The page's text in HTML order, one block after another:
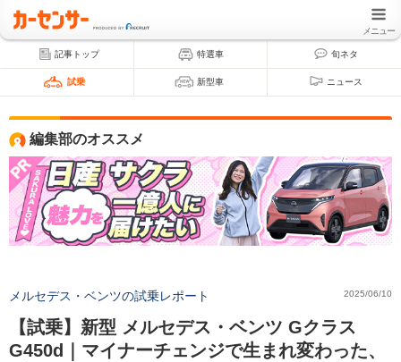
メニュー
記事トップ 特選車 旬ネタ
試乗 新型車 ニュース
編集部のオススメ
メルセデス・ベンツの試乗レポート 2025/06/10
【試乗】新型 メルセデス・ベンツ Gクラス
G450d｜マイナーチェンジで生まれ変わった、